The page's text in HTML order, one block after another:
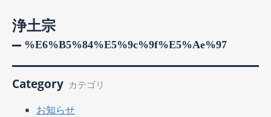
浄土宗
%e6%b5%84%e5%9c%9f%e5%ae%97
Category カテゴリ
お知らせ